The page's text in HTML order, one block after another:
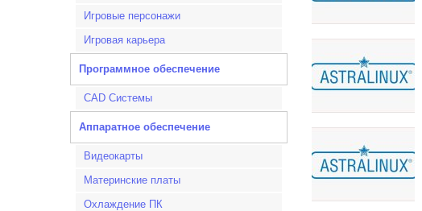
Игровые персонажи
Игровая карьера
Программное обеспечение
CAD Системы
Аппаратное обеспечение
Видеокарты
Материнские платы
Охлаждение ПК